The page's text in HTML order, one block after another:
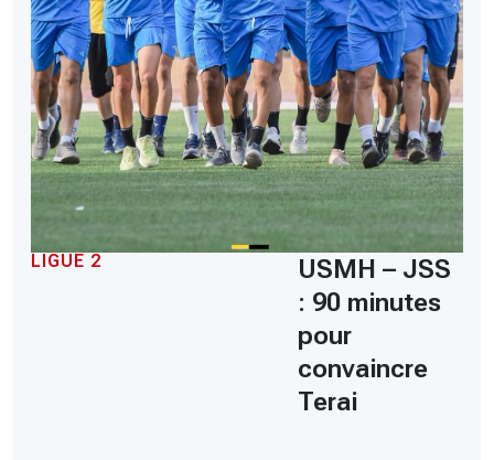
LIGUE 2
USMH – JSS
: 90 minutes
pour
convaincre
Terai